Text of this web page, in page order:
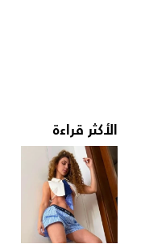
الأكثر قراءة